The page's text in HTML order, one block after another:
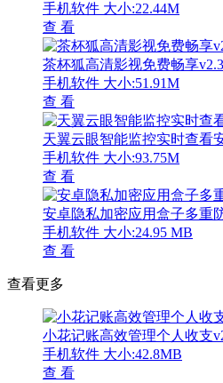
手机软件 大小:22.44M
查 看
茶杯狐高清影视免费畅享
手机软件 大小:51.91M
查 看
天翼云眼智能监控实时查看
手机软件 大小:93.75M
查 看
安卓隐私加密应用盒子多重
手机软件 大小:24.95 MB
查 看
查看更多
小花记账高效管理个人收支
手机软件 大小:42.8MB
查 看